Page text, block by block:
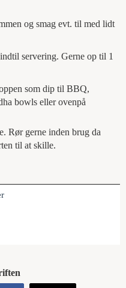
og smag evt. til med lidt
servering. Gerne op til 1
som dip til BBQ,
bowls eller ovenpå
Rør gerne inden brug da
til at skille.